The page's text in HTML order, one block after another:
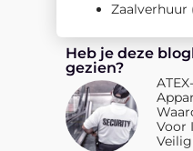
Zaalverhuur
Heb je deze
gezien?
Voor